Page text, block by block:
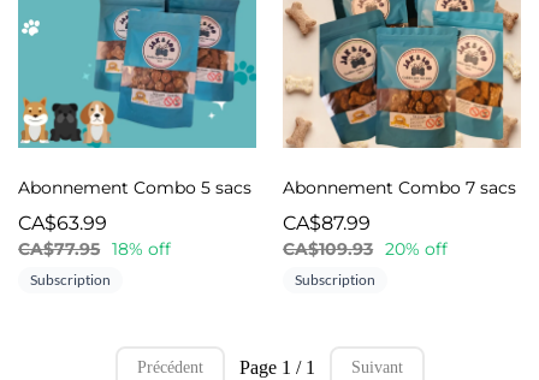
Abonnement Combo 5 sacs
CA$63.99
CA$77.95 18% off
Subscription
Abonnement Combo 7 sacs
CA$87.99
CA$109.93 20% off
Subscription
Précédent Page 1 / 1 Suivant